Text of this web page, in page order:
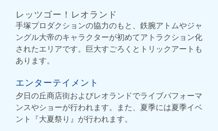
レッツゴー！レオランド
手塚プロダクションの協力のもと、鉄腕アトムやジャ
ングル大帝のキャラクターが初めてアトラクション化
されたエリアです。巨大すごろくとトリックアートも
あります。
エンターテイメント
夕日の丘商店街およびレオランドでライブパフォーマ
ンスやショーが行われます。また、夏季には夏季イベ
ント『大夏祭り』が行われます。